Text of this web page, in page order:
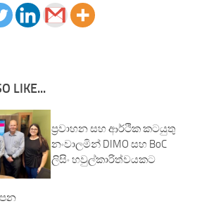
LIKE...
ප්‍රවාහන සහ ආර්ථික කටයුතු
නංවාලමින් DIMO සහ BoC
ලිසිං හවුල්කාරිත්වයකට‍